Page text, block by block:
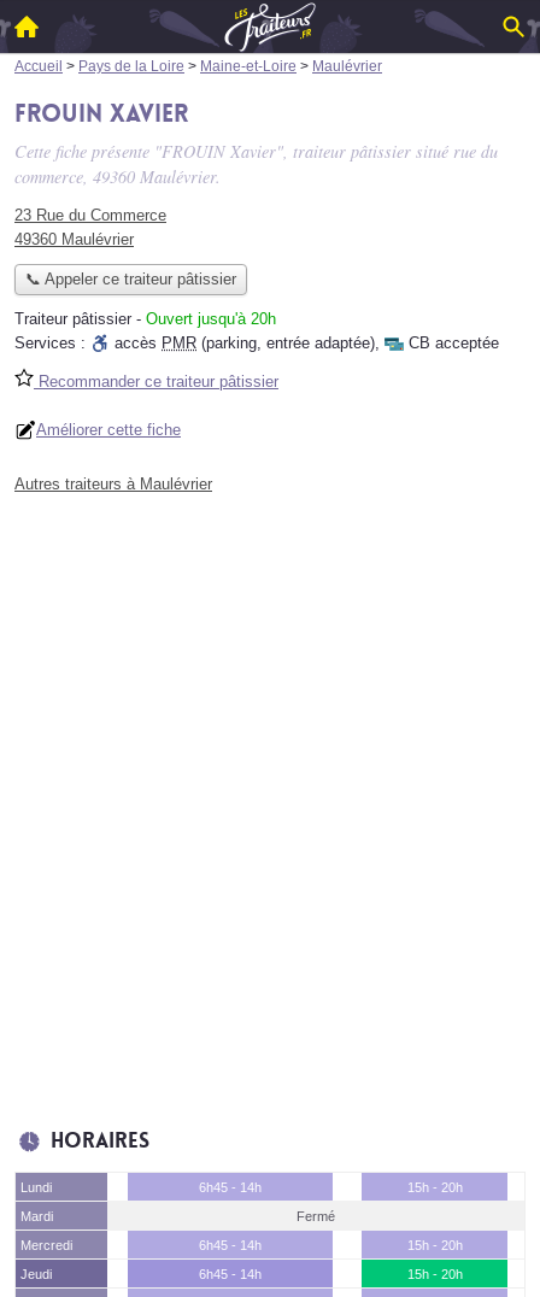
Accueil > Pays de la Loire > Maine-et-Loire > Maulévrier
FROUIN Xavier
Cette fiche présente "FROUIN Xavier", traiteur pâtissier situé rue du
commerce, 49360 Maulévrier.
23 Rue du Commerce
49360 Maulévrier
📞 Appeler ce traiteur pâtissier
Traiteur pâtissier - Ouvert jusqu'à 20h
Services :
accès PMR (parking, entrée adaptée), CB acceptée
Recommander ce traiteur pâtissier
Améliorer cette fiche
Autres traiteurs à Maulévrier
Horaires
Lundi 6h45 - 14h
15h - 20h
Mardi
Fermé
Mercredi
6h45 - 14h
15h - 20h
Jeudi
6h45 - 14h
15h - 20h